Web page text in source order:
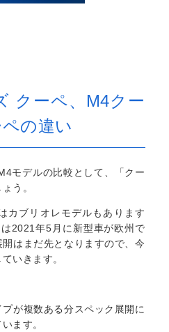
クーペ、M4クー
の違い
モデルの比較として、「クー
う。
カブリオレモデルもあります
2021年5月に新型車が欧州で
はまだ先となりますので、今
いきます。
が複数ある分スペック展開に
ます。